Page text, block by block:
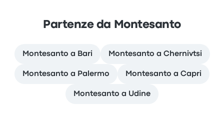
Partenze da Montesanto
Montesanto a Bari Montesanto a Chernivtsi
Montesanto a Palermo Montesanto a Capri
Montesanto a Udine